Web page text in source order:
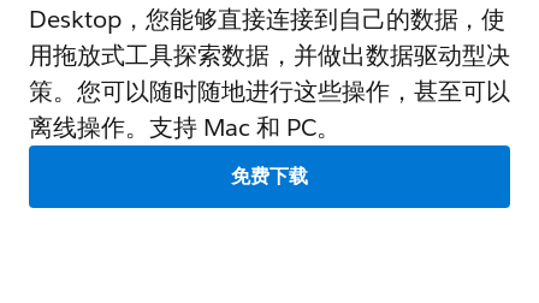
Desktop，您能够直接连接到自己的数据，使
用拖放式工具探索数据，并做出数据驱动型决
策。您可以随时随地进行这些操作，甚至可以
离线操作。支持 Mac 和 PC。
免费下载